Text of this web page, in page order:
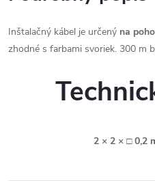
Inštalačný kábel je určený na
zhodné s farbami svoriek. 300 m
2 × 2 × □0,2